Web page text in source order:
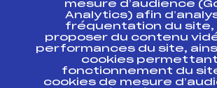
Ressources
Pass’Neige
Projet sportif fédéral
Projet de performance fédéral
mesure d’audience
Analytics) afin
fréquentation du site,
proposer du contenu
performances du site,
cookies
fonctionnement du
cookies de mesure